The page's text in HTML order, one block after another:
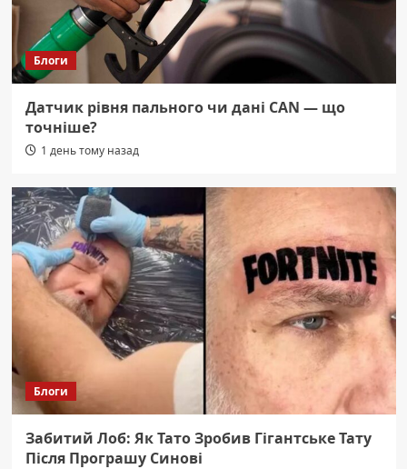
Блоги
Датчик рівня пального чи дані CAN — що
точніше?
1 день тому назад
Блоги
Забитий Лоб: Як Тато Зробив Гігантське Тату
Після Програшу Синові